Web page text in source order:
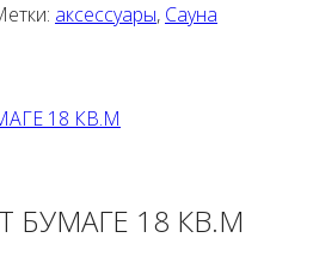
аксессуары, Сауна
БУМАГЕ 18 КВ.М